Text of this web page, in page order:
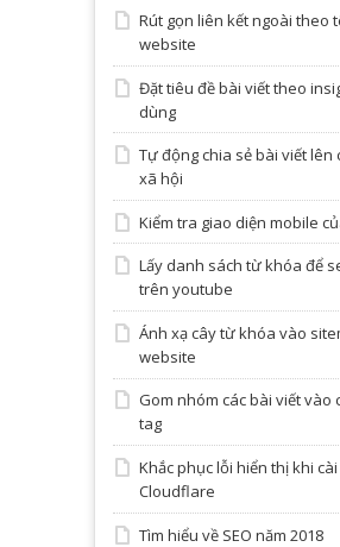
Rút gọn liên kết ngoài theo
website
Đặt tiêu đề bài viết theo
dùng
Tự động chia sẻ bài viết lên
xã hội
Kiểm tra giao diện mobile
Lấy danh sách từ khóa để
trên youtube
Ánh xạ cây từ khóa vào
website
Gom nhóm các bài viết vào
tag
Khắc phục lỗi hiển thị khi cài
Cloudflare
Tìm hiểu về SEO năm 2018